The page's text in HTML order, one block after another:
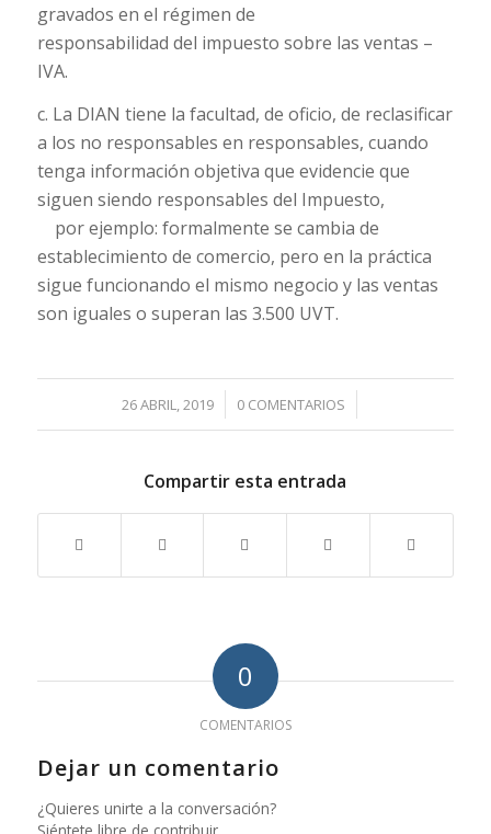
gravados en el régimen de
responsabilidad del impuesto sobre las ventas –
IVA.
c. La DIAN tiene la facultad, de oficio, de reclasificar
a los no responsables en responsables, cuando
tenga información objetiva que evidencie que
siguen siendo responsables del Impuesto,
por ejemplo: formalmente se cambia de
establecimiento de comercio, pero en la práctica
sigue funcionando el mismo negocio y las ventas
son iguales o superan las 3.500 UVT.
26 ABRIL, 2019
/ 0 COMENTARIOS
/
Compartir esta entrada
0
COMENTARIOS
Dejar un comentario
¿Quieres unirte a la conversación?
Siéntete libre de contribuir